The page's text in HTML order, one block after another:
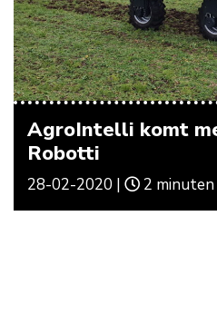
AgroIntelli komt
Robotti
28-02-2020 | 2 minuten